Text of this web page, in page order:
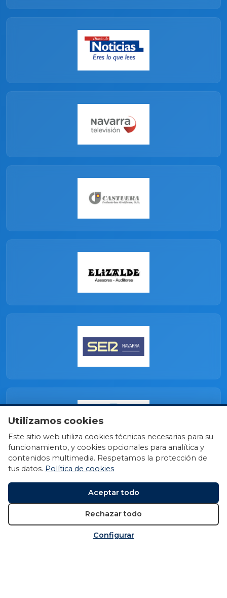
Utilizamos cookies
Este sitio web utiliza cookies técnicas necesarias para su
funcionamiento, y cookies opcionales para analítica y
contenidos multimedia. Respetamos la protección de
tus datos. Política de cookies
Aceptar todo
Rechazar todo
Configurar